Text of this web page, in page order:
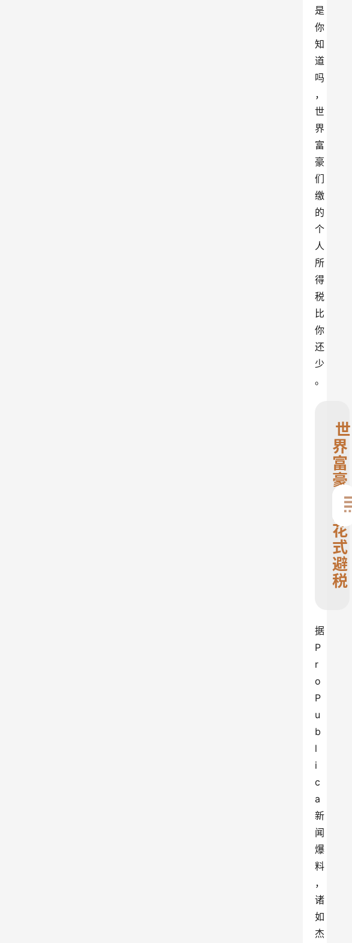
是
你
知
道
吗
，
世
界
富
豪
们
缴
的
个
人
所
得
税
比
你
还
少
。
世
界
富
豪
们
的
花
式
避
税
据
P
r
o
P
u
b
l
i
c
a
新
闻
爆
料
，
诸
如
杰